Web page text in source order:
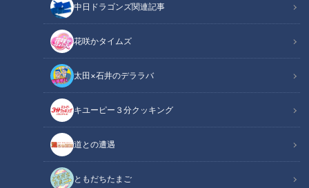
中日ドラゴンズ関連記事
花咲かタイムズ
太田×石井のデララバ
キユーピー３分クッキング
道との遭遇
ともだちたまご
健康カプセル！ゲンキの時間
「健康カプセル！ゲンキの時間」アーカイブ
サマリーSummary